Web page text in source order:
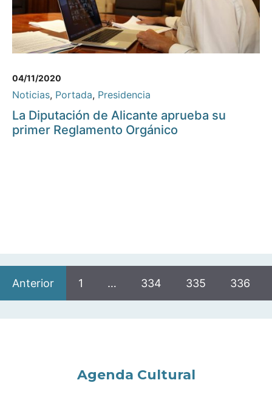
04/11/2020
Noticias, Portada, Presidencia
La Diputación de Alicante aprueba su
primer Reglamento Orgánico
Anterior 1 … 334 335 336
Agenda Cultural